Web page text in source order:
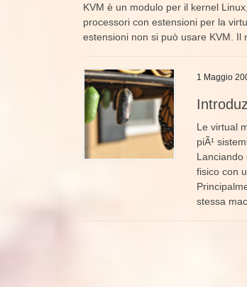
KVM è un modulo per il kernel
processori con estensioni per la
estensioni non si può usare KVM.
1 Maggio
Le virtual
piÃ¹
Lanciando
fisico con
stessa